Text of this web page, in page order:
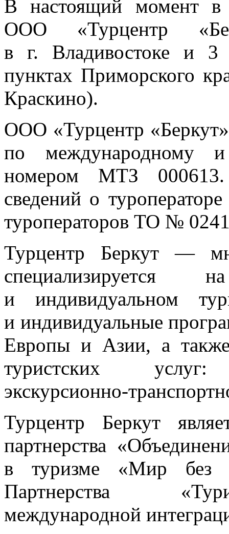
В настоящий момент в
ООО «Турцентр
в г. Владивостоке и 3
пунктах Приморского
Краскино).
ООО «Турцентр «Беркут»
по международному
номером МТЗ 000613.
сведений о
туроператоров ТО №
Турцентр Беркут —
и индивидуальном
и индивидуальные
Европы и Азии, а
туристских
экскурсионно-
Турцентр Беркут
партнерства
в туризме «Мир без
Партнерства
международной